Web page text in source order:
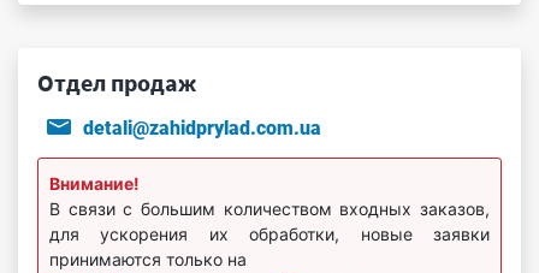
Отдел продаж
detali@zahidprylad.com.ua
Внимание!
В связи с большим количеством входных заказов,
для ускорения их обработки, новые заявки
принимаются только на